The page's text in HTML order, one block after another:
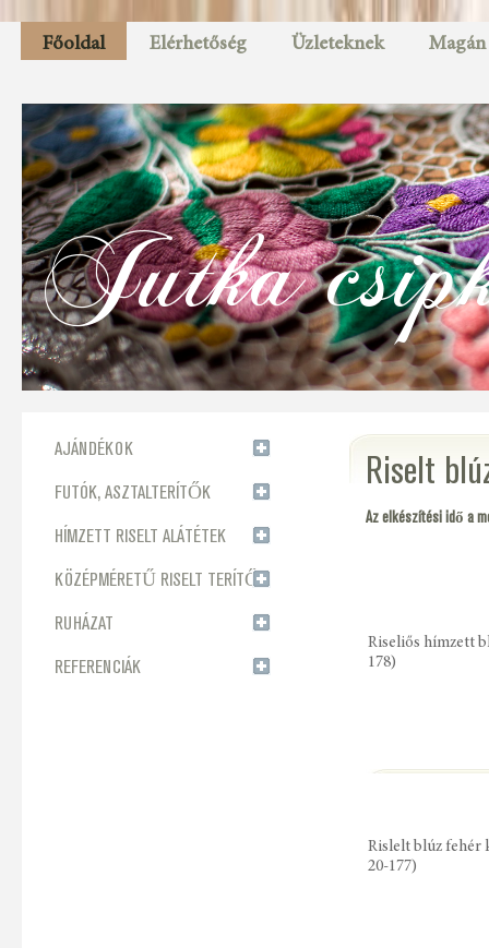
Főoldal Elérhetőség Üzleteknek
Jutka
AJÁNDÉKOK
FUTÓK, ASZTALTERÍTŐK
HÍMZETT RISELT ALÁTÉTEK
KÖZÉPMÉRETŰ RISELT TERÍTŐK
RUHÁZAT
REFERENCIÁK
Riselt
Az elkészítési idő a
Riseliős hímzett
178)
Rislelt blúz fehér
20-177)